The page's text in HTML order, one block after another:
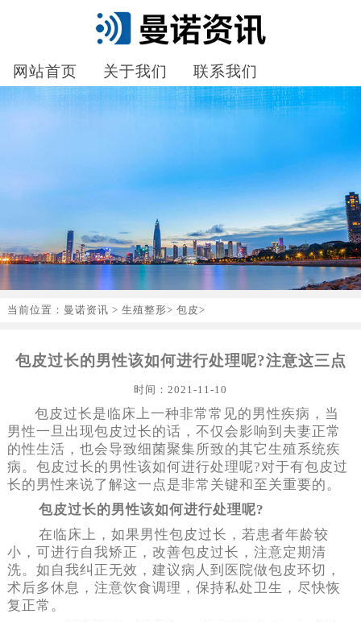
网站首页 关于我们 联系我们
当前位置： 曼诺资讯 > 生殖整形> 包皮>
包皮过长的男性该如何进行处理呢?注意这三点
时间：2021-11-10
包皮过长是临床上一种非常常见的男性疾病，当
男性一旦出现包皮过长的话，不仅会影响到夫妻正常
的性生活，也会导致细菌聚集所致的其它生殖系统疾
病。包皮过长的男性该如何进行处理呢?对于有包皮过
长的男性来说了解这一点是非常关键和至关重要的。
包皮过长的男性该如何进行处理呢?
在临床上，如果男性包皮过长，若患者年龄较
小，可进行自我矫正，改善包皮过长，注意定期清
洗。如自我纠正无效，建议病人到医院做包皮环切，
术后多休息，注意饮食调理，保持私处卫生，尽快恢
复正常。